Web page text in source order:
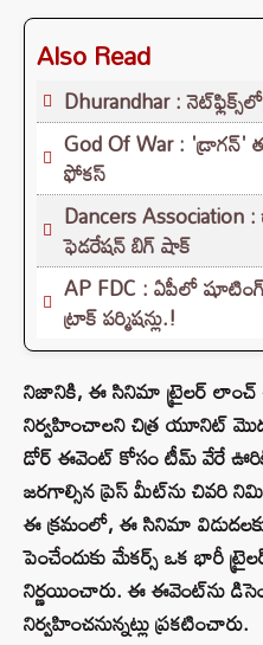
Also Read
Dhurandhar :
God Of War : 'డ్రాగన్'
ఫోకస్
Dancers Association
ఫెడరేషన్ బిగ్ షాక్
AP FDC : ఏపీలో
ట్రాక్ పర్మిషన్లు.!
నిజానికి, ఈ సినిమా ట్రైలర్
నిర్వహించాలని చిత్ర యూనిట్
డోర్ ఈవెంట్ కోసం టీమ్ వేరే
జరగాల్సిన ప్రెస్ మీట్‌ను చివరి
ఈ క్రమంలో, ఈ సినిమా విడుదలకు
పెంచేందుకు మేకర్స్ ఒక భారీ
నిర్ణయించారు. ఈ ఈవెంట్‌ను
నిర్వహించనున్నట్లు ప్రకటించారు.